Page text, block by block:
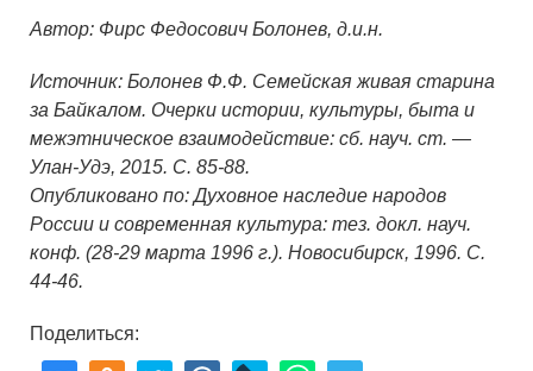
Автор: Фирс Федосович Болонев, д.и.н.
Источник: Болонев Ф.Ф. Семейская живая старина
за Байкалом. Очерки истории, культуры, быта и
межэтническое взаимодействие: сб. науч. ст. —
Улан-Удэ, 2015. С. 85-88.
Опубликовано по: Духовное наследие народов
России и современная культура: тез. докл. науч.
конф. (28-29 марта 1996 г.). Новосибирск, 1996. С.
44-46.
Поделиться: